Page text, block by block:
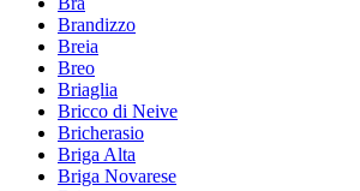
Brandizzo
Breia
Breo
Briaglia
Bricco di Neive
Bricherasio
Briga Alta
Briga Novarese